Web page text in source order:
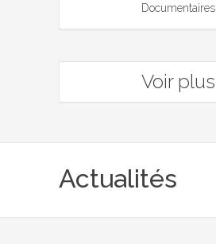
Documentaires
Voir plus
Actualités